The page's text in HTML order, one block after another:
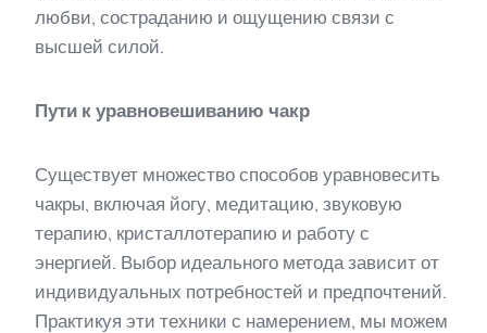
любви, состраданию и ощущению связи с
высшей силой.
Пути к уравновешиванию чакр
Существует множество способов уравновесить
чакры, включая йогу, медитацию, звуковую
терапию, кристаллотерапию и работу с
энергией. Выбор идеального метода зависит от
индивидуальных потребностей и предпочтений.
Практикуя эти техники с намерением, мы можем